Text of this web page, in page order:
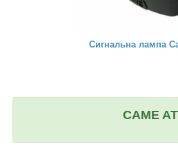
Сигнальна лампа
CAME